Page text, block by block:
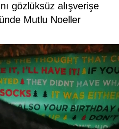
gözlüksüz alışverişe
Mutlu Noeller